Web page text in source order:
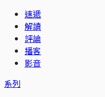
速遞
解讀
評論
播客
影音
系列